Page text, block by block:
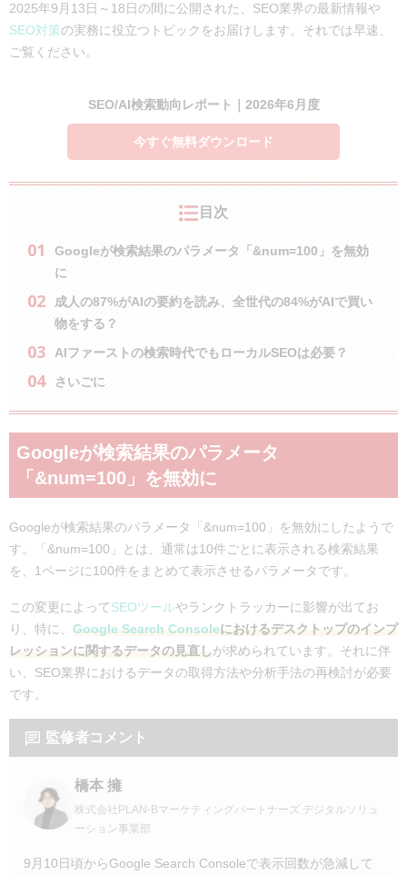
2025年9月13日～18日の間に公開された、SEO業界の最新情報や
SEO対策の実務に役立つトピックをお届けします。それでは早速、
ご覧ください。
SEO/AI検索動向レポート｜2026年6月度
今すぐ無料ダウンロード
目次
Googleが検索結果のパラメータ「&num=100」を無効
に
成人の87%がAIの要約を読み、全世代の84%がAIで買い
物をする？
AIファーストの検索時代でもローカルSEOは必要？
さいごに
Googleが検索結果のパラメータ
「&num=100」を無効に
Googleが検索結果のパラメータ「&num=100」を無効にしたようで
す。「&num=100」とは、通常は10件ごとに表示される検索結果
を、1ページに100件をまとめて表示させるパラメータです。
この変更によってSEOツールやランクトラッカーに影響が出てお
り、特に、 Google Search Consoleにおけるデスクトップのインプ
レッションに関するデータの見直しが求められています。それに伴
い、SEO業界におけるデータの取得方法や分析手法の再検討が必要
です。
監修者コメント
橋本 擁
株式会社PLAN-Bマーケティングパートナーズ デジタルソリュ
ーション事業部
9月10日頃からGoogle Search Consoleで表示回数が急減して